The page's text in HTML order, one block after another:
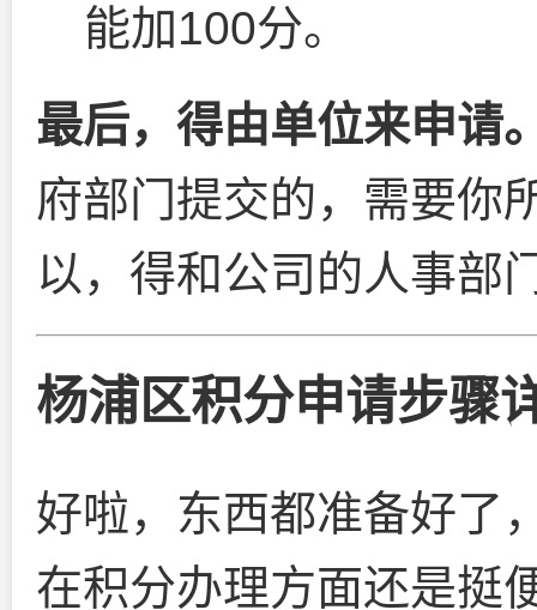
能加100分。
最后，得由单位来申请
府部门提交的，需要你
以，得和公司的人事部
杨浦区积分申请步骤
好啦，东西都准备好了
在积分办理方面还是挺